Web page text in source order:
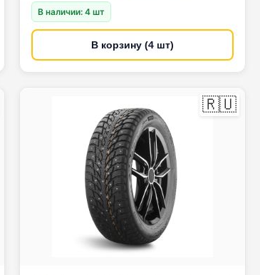
В наличии: 4 шт
В корзину (4 шт)
🇷🇺